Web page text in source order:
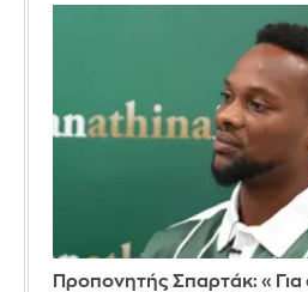
Προπονητής Σπαρτάκ: «Για